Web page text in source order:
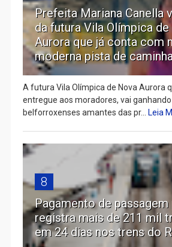
Prefeita Mariana Canella
da futura Vila Olímpica
Aurora que já conta com
moderna pista de
A futura Vila Olímpica de Nova Aurora
entregue aos moradores, vai
belforroxenses amantes das pr... Leia
8
Pagamento de
registra mais de 211 mil
em 24 dias nos trens do